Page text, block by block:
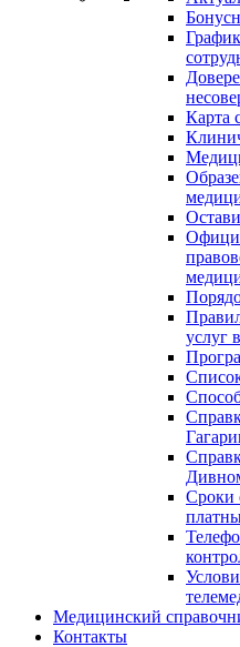
Карта
Сроки
Медицинский
Контакты